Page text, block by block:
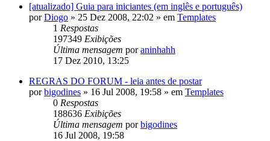
[atualizado] Guia para iniciantes (em inglês e português)
porDiogo » 25 Dez 2008, 22:02 » em Templates
1 Respostas
197349 Exibições
Última mensagem poraninhahh
17 Dez 2010, 13:25
REGRAS DO FORUM - leia antes de postar
porbigodines » 16 Jul 2008, 19:58 » em Templates
0 Respostas
188636 Exibições
Última mensagem porbigodines
16 Jul 2008, 19:58